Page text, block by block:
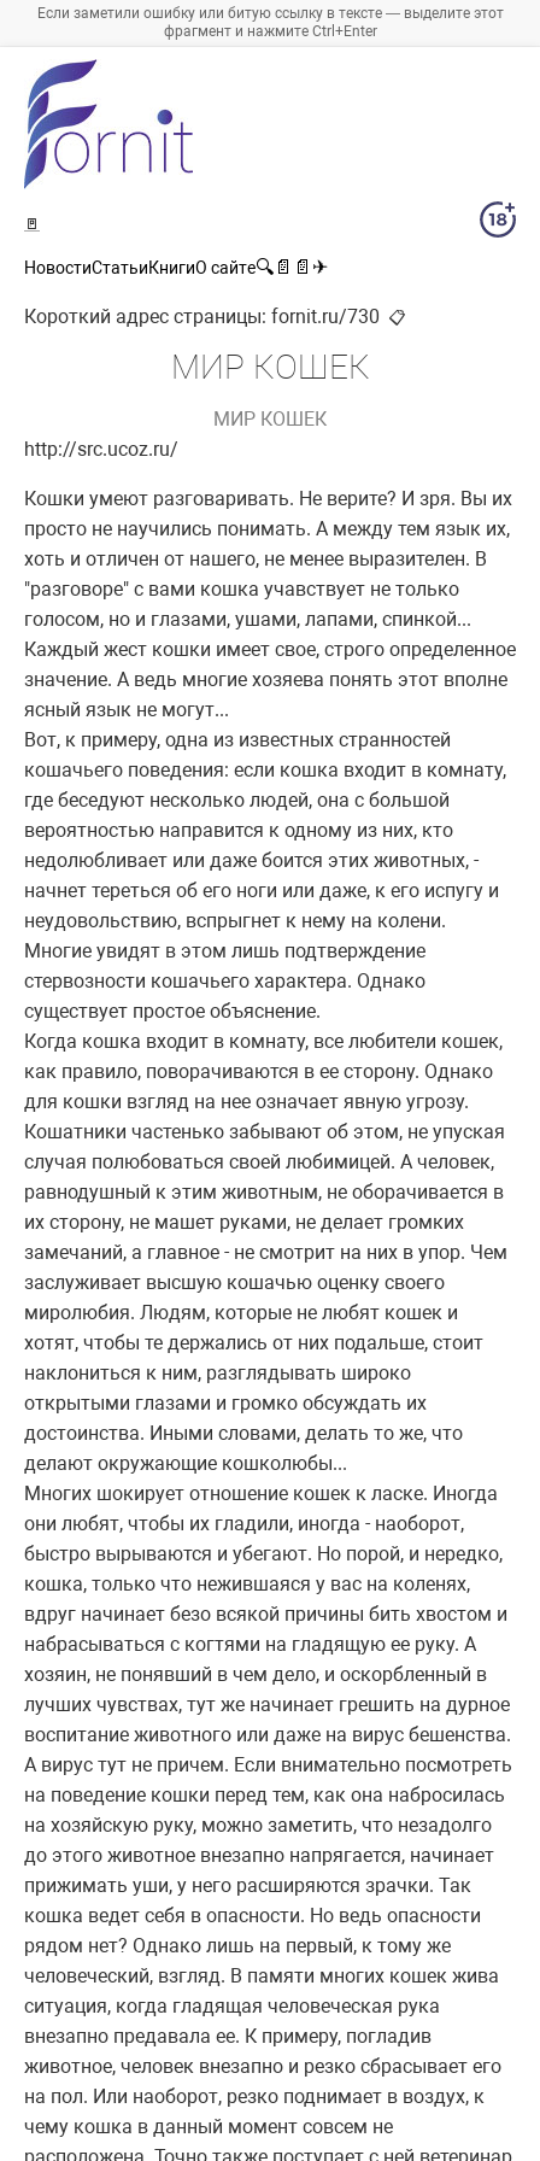
Если заметили ошибку или битую ссылку в тексте — выделите этот
фрагмент и нажмите Ctrl+Enter
🚪
НовостиСтатьиКнигиО сайте🔍 📄 📄 ✈
Короткий адрес страницы: fornit.ru/730 📋
МИР КОШЕК
МИР КОШЕК
http://src.ucoz.ru/
Кошки умеют разговаривать. Не верите? И зря. Вы их
просто не научились понимать. А между тем язык их,
хоть и отличен от нашего, не менее выразителен. В
"разговоре" с вами кошка учавствует не только
голосом, но и глазами, ушами, лапами, спинкой...
Каждый жест кошки имеет свое, строго определенное
значение. А ведь многие хозяева понять этот вполне
ясный язык не могут...
Вот, к примеру, одна из известных странностей
кошачьего поведения: если кошка входит в комнату,
где беседуют несколько людей, она с большой
вероятностью направится к одному из них, кто
недолюбливает или даже боится этих животных, -
начнет тереться об его ноги или даже, к его испугу и
неудовольствию, вспрыгнет к нему на колени.
Многие увидят в этом лишь подтверждение
стервозности кошачьего характера. Однако
существует простое объяснение.
Когда кошка входит в комнату, все любители кошек,
как правило, поворачиваются в ее сторону. Однако
для кошки взгляд на нее означает явную угрозу.
Кошатники частенько забывают об этом, не упуская
случая полюбоваться своей любимицей. А человек,
равнодушный к этим животным, не оборачивается в
их сторону, не машет руками, не делает громких
замечаний, а главное - не смотрит на них в упор. Чем
заслуживает высшую кошачью оценку своего
миролюбия. Людям, которые не любят кошек и
хотят, чтобы те держались от них подальше, стоит
наклониться к ним, разглядывать широко
открытыми глазами и громко обсуждать их
достоинства. Иными словами, делать то же, что
делают окружающие кошколюбы...
Многих шокирует отношение кошек к ласке. Иногда
они любят, чтобы их гладили, иногда - наоборот,
быстро вырываются и убегают. Но порой, и нередко,
кошка, только что нежившаяся у вас на коленях,
вдруг начинает безо всякой причины бить хвостом и
набрасываться с когтями на гладящую ее руку. А
хозяин, не понявший в чем дело, и оскорбленный в
лучших чувствах, тут же начинает грешить на дурное
воспитание животного или даже на вирус бешенства.
А вирус тут не причем. Если внимательно посмотреть
на поведение кошки перед тем, как она набросилась
на хозяйскую руку, можно заметить, что незадолго
до этого животное внезапно напрягается, начинает
прижимать уши, у него расширяются зрачки. Так
кошка ведет себя в опасности. Но ведь опасности
рядом нет? Однако лишь на первый, к тому же
человеческий, взгляд. В памяти многих кошек жива
ситуация, когда гладящая человеческая рука
внезапно предавала ее. К примеру, погладив
животное, человек внезапно и резко сбрасывает его
на пол. Или наоборот, резко поднимает в воздух, к
чему кошка в данный момент совсем не